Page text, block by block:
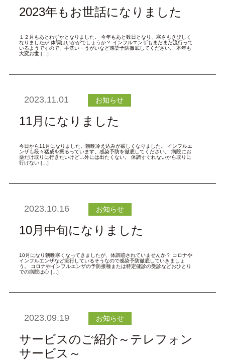
2023年もお世話になりました
１２月もあとわずかとなりました。 今年もあと数日となり、寒さもきびしく
なりましたが 体調はいかがでしょうか？ インフルエンザもまだまだ流行って
いるようですので、手洗い・うがいなど感染予防徹底してください。 本年も
大変お世 […]
2023.11.01 お知らせ
11月になりました
今日から11月になりました。朝晩冷え込みが厳しくなりました。 インフルエ
ンザも段々猛威を振るっています。感染予防を徹底してください。 病院にお
薬だけ取りに行きたいけど…外には出たくない。 体調すぐれないから取りに
行けない […]
2023.10.16 お知らせ
10月中旬になりました
10月になり朝晩寒くなってきましたが、体調崩されていませんか？ コロナや
インフルエンザなど流行しているそうなので感染予防徹底していきましょ
う。 コロナやインフルエンザの予防接種または特定健診の受診などおひとり
での病院は心 […]
2023.09.19 お知らせ
サービスのご紹介～テレフォン
サービス～